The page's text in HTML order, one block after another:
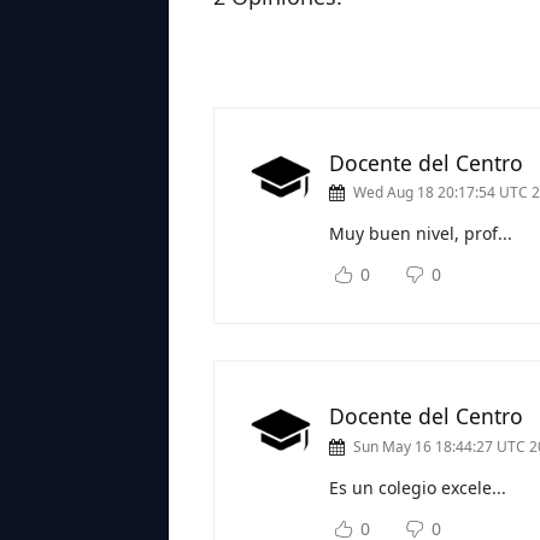
Docente del Centro
Wed Aug 18 20:17:54 UTC
Muy buen nivel, prof...
0
0
Docente del Centro
Sun May 16 18:44:27 UTC
Es un colegio excele...
0
0